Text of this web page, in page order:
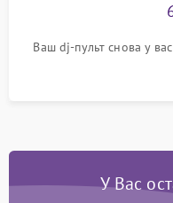
Ваш dj-пульт снова у
У Вас